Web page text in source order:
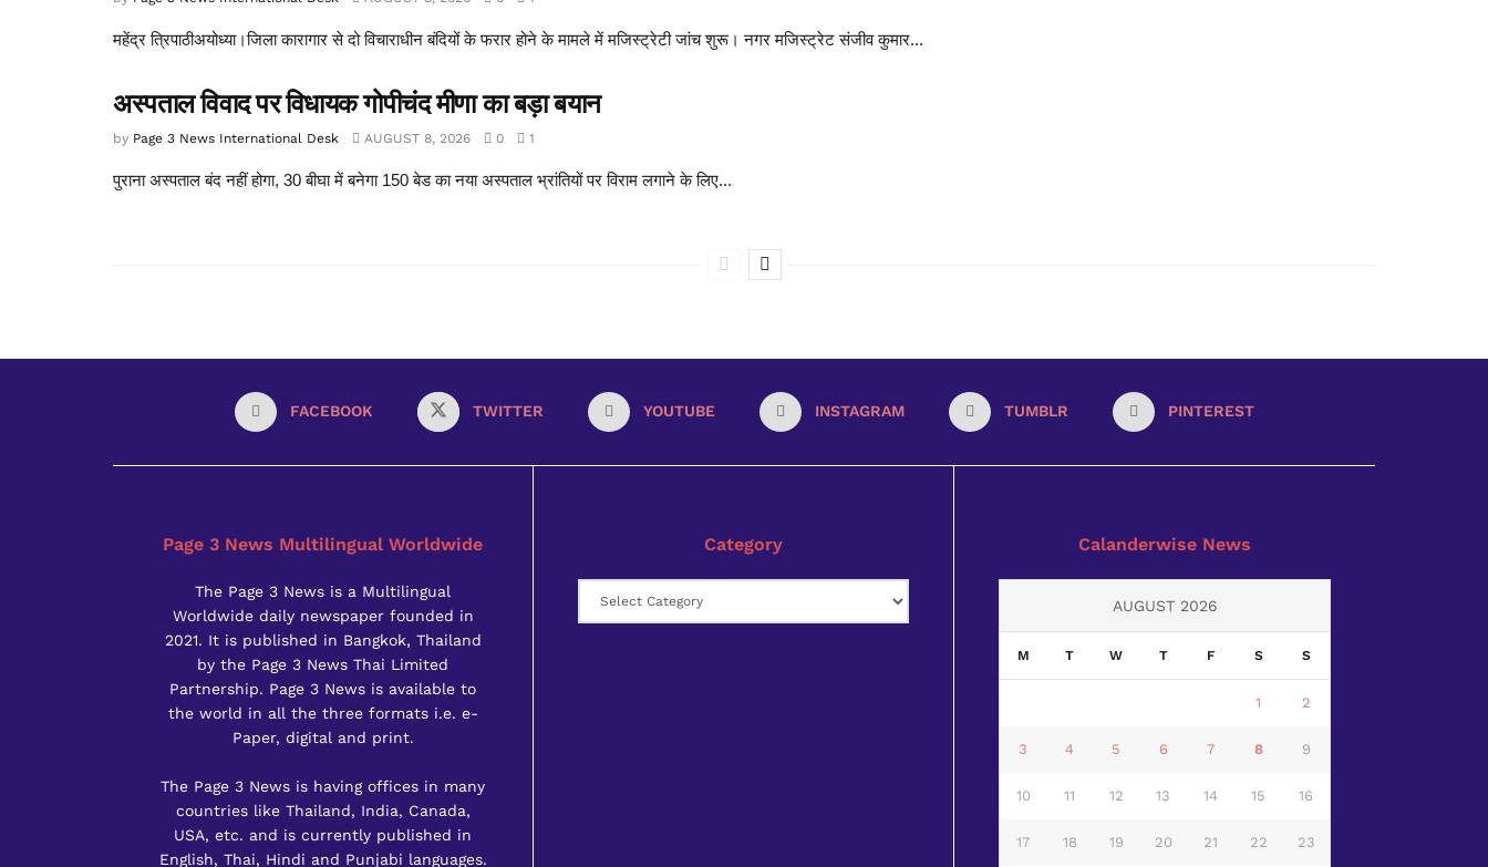
महेंद्र त्रिपाठीअयोध्या।जिला कारागार से दो विचाराधीन बंदियों के फरार होने के मामले में मजिस्ट्रेटी जांच शुरू। नगर मजिस्ट्रेट संजीव कुमार...
अस्पताल विवाद पर विधायक गोपीचंद मीणा का बड़ा बयान
by Page 3 News International Desk AUGUST 8, 2026 0 1
पुराना अस्पताल बंद नहीं होगा, 30 बीघा में बनेगा 150 बेड का नया अस्पताल भ्रांतियों पर विराम लगाने के लिए...
FACEBOOK TWITTER YOUTUBE INSTAGRAM TUMBLR PINTEREST
Page 3 News Multilingual Worldwide
The Page 3 News is a Multilingual
Worldwide daily newspaper founded in
2021. It is published in Bangkok, Thailand
by the Page 3 News Thai Limited
Partnership. Page 3 News is available to
the world in all the three formats i.e. e-
Paper, digital and print.
The Page 3 News is having offices in many
countries like Thailand, India, Canada,
USA, etc. and is currently published in
English, Thai, Hindi and Punjabi languages.
Category Calanderwise News
AUGUST 2026
M T W T F S S
1 2
3 4 5 6 7 8 9
10 11 12 13 14 15 16
17 18 19 20 21 22 23